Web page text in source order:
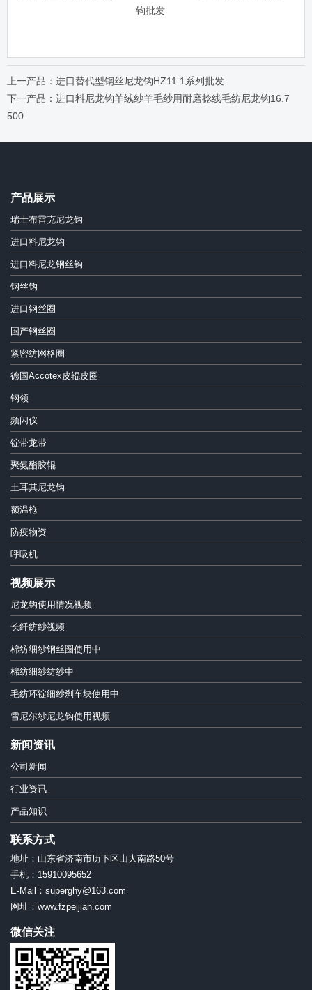
钩批发
上一产品：进口替代型钢丝尼龙钩HZ11.1系列批发
下一产品：进口料尼龙钩羊绒纱羊毛纱用耐磨捻线毛纺尼龙钩16.7
500
产品展示
瑞士布雷克尼龙钩
进口料尼龙钩
进口料尼龙钢丝钩
钢丝钩
进口钢丝圈
国产钢丝圈
紧密纺网格圈
德国Accotex皮辊皮圈
钢领
频闪仪
锭带龙带
聚氨酯胶辊
土耳其尼龙钩
额温枪
防疫物资
呼吸机
视频展示
尼龙钩使用情况视频
长纤纺纱视频
棉纺细纱钢丝圈使用中
棉纺细纱纺纱中
毛纺环锭细纱刹车块使用中
雪尼尔纱尼龙钩使用视频
新闻资讯
公司新闻
行业资讯
产品知识
联系方式
地址：山东省济南市历下区山大南路50号
手机：15910095652
E-Mail：superghy@163.com
网址：www.fzpeijian.com
微信关注